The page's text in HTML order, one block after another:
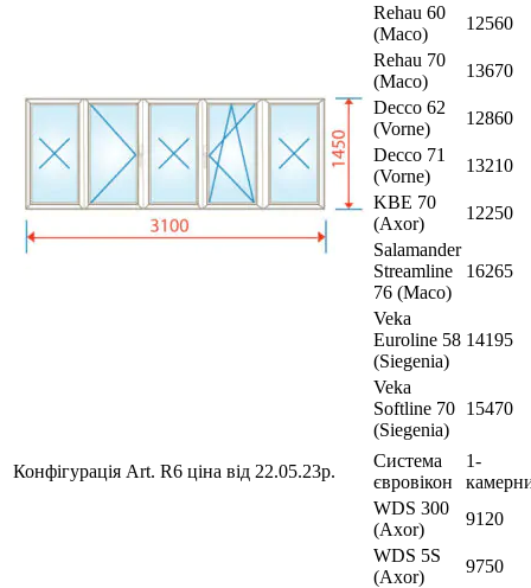
Rehau 60
(Maco)
12560
Rehau 70
(Maco)
13670
Decco 62
(Vorne)
12860
Decco 71
(Vorne)
13210
KBE 70
(Axor)
12250
Salamander
Streamline
76 (Maco)
16265
Veka
Euroline 58
(Siegenia)
14195
Veka
Softline 70
(Siegenia)
15470
Конфігурація Art. R6 ціна від 22.05.23р.
Система
євровікон
1-
WDS 300
(Axor)
9120
WDS 5S
(Axor)
9750